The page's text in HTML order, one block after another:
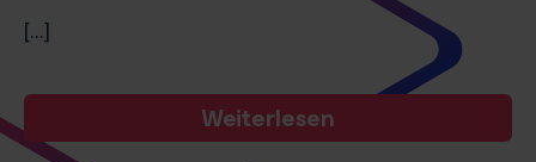
[...]
Weiterlesen